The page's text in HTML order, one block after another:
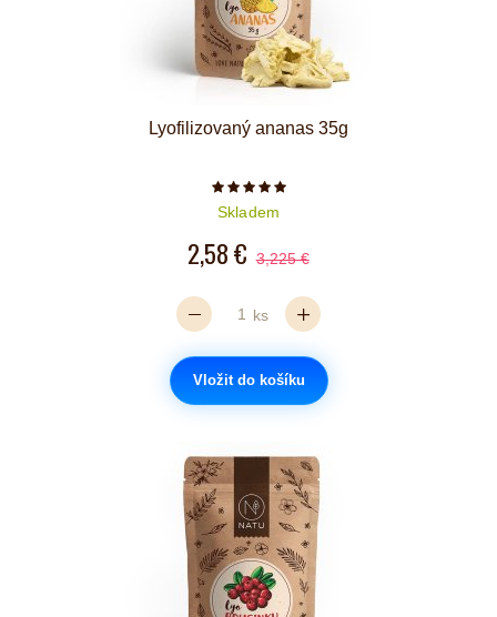
Lyofilizovaný ananas 35g
Počet hvězdiček je 5 z 5
Skladem
2,58 € 3,225 €
ks
Vložit do košíku